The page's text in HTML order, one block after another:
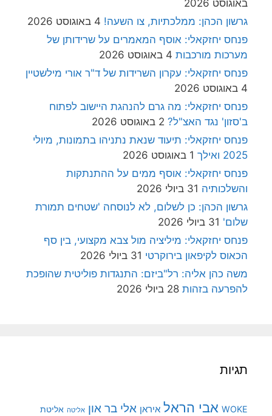
באוגוסט 2026
גרשון הכהן: ממלכתיות, צו השעה! 4 באוגוסט 2026
פנחס יחזקאלי: אוסף המאמרים על שרידותן של
מערכות מורכבות 4 באוגוסט 2026
פנחס יחזקאלי: עקרון השרידות של ד"ר אורי מילשטיין
4 באוגוסט 2026
פנחס יחזקאלי: מה גרם להנהגת היישוב לפתוח
ב'סזון' נגד האצ"ל? 2 באוגוסט 2026
פנחס יחזקאלי: תיעוד שנאת נתניהו בתמונות, מיולי
2025 ואילך
1 באוגוסט 2026
פנחס יחזקאלי: אוסף ממים על ההתנתקות
והשלכותיה 31 ביולי 2026
גרשון הכהן: כן לשלום, לא לנוסחה 'שטחים תמורת
שלום' 31 ביולי 2026
פנחס יחזקאלי: מיליציה מול צבא מקצועי, בין סף
הכאוס לקיפאון בירוקרטי 31 ביולי 2026
משה כהן אליה: רל"ביזם: התנגדות פוליטית שהופכת
להפרעה בזהות 28 ביולי 2026
תגיות
WOKE אבי הראל איראן אלי בר און אליטה אליטת